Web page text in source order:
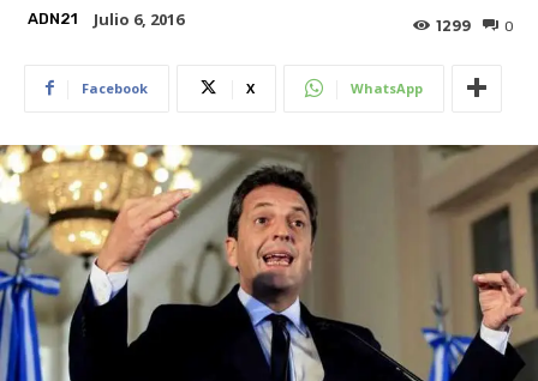
ADN21 Julio 6, 2016 0
1299
Facebook X WhatsApp